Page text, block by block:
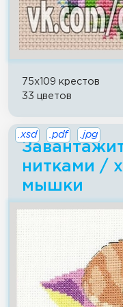
75x109 крестов
33 цветов
нитками /
мышки
.xsd .pdf .jpg